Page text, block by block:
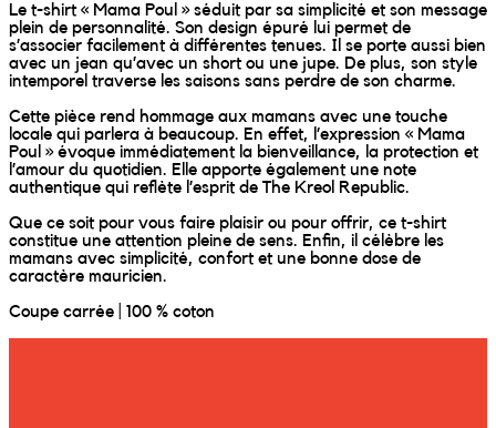
Le t-shirt « Mama Poul » séduit par sa simplicité et son message
plein de personnalité. Son design épuré lui permet de
s’associer facilement à différentes tenues. Il se porte aussi bien
avec un jean qu’avec un short ou une jupe. De plus, son style
intemporel traverse les saisons sans perdre de son charme.
Cette pièce rend hommage aux mamans avec une touche
locale qui parlera à beaucoup. En effet, l’expression « Mama
Poul » évoque immédiatement la bienveillance, la protection et
l’amour du quotidien. Elle apporte également une note
authentique qui reflète l’esprit de The Kreol Republic.
Que ce soit pour vous faire plaisir ou pour offrir, ce t-shirt
constitue une attention pleine de sens. Enfin, il célèbre les
mamans avec simplicité, confort et une bonne dose de
caractère mauricien.
Coupe carrée | 100 % coton
Wally Plush Toys
ZOLA by Estelle
Les Inédites